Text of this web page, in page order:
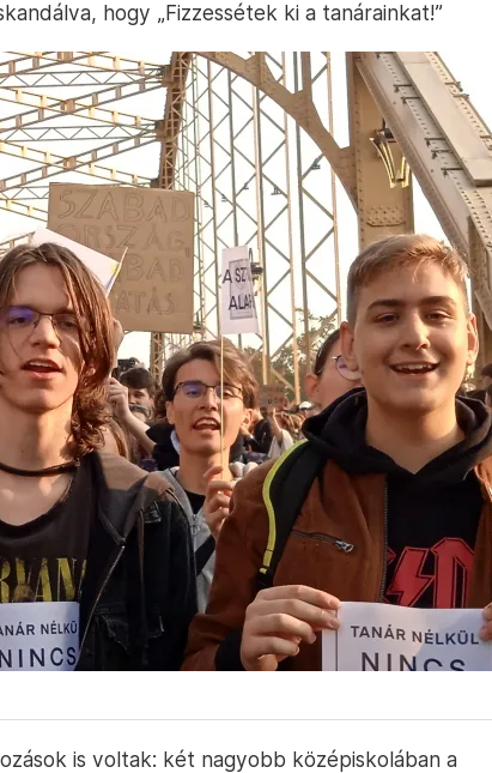
hogy „Fizzessétek ki a tanárainkat!”
is voltak: két nagyobb középiskolában a